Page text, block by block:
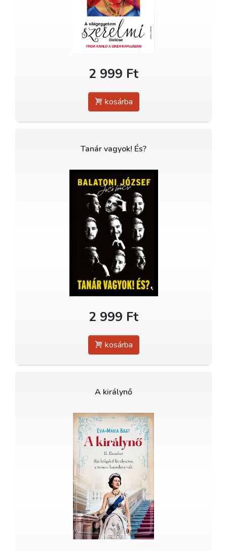
2 999 Ft
kosárba
Tanár vagyok! És?
2 999 Ft
kosárba
A királynő